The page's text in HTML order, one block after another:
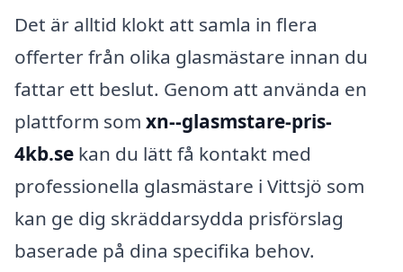
Det är alltid klokt att samla in flera
offerter från olika glasmästare innan du
fattar ett beslut. Genom att använda en
plattform som xn--glasmstare-pris-
4kb.se kan du lätt få kontakt med
professionella glasmästare i Vittsjö som
kan ge dig skräddarsydda prisförslag
baserade på dina specifika behov.